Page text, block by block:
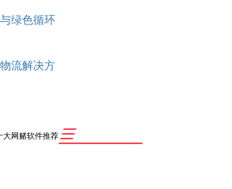
绿色循环
流解决方
大网赌软件推荐